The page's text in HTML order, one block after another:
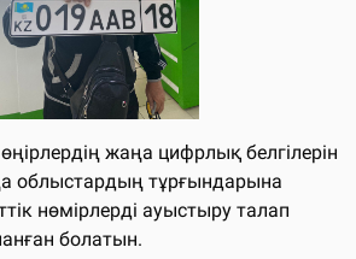
өңірлердің жаңа цифрлық белгілерін
облыстардың тұрғындарына
нөмірлерді ауыстыру талап
болатын.